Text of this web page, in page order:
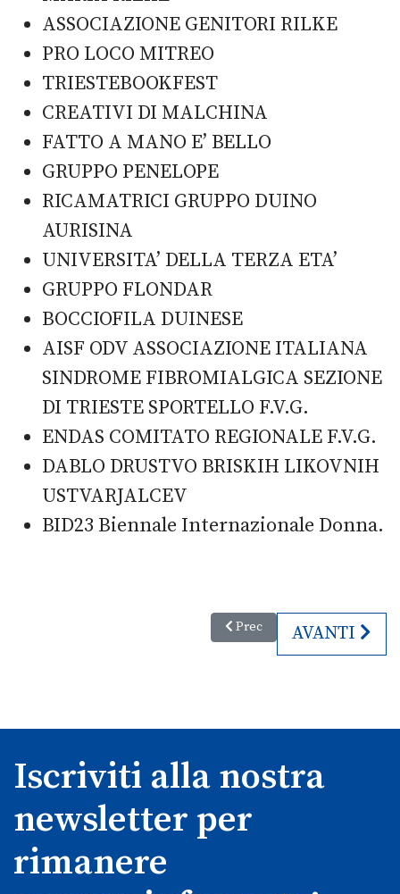
ASSOCIAZIONE GENITORI RILKE
PRO LOCO MITREO
TRIESTEBOOKFEST
CREATIVI DI MALCHINA
FATTO A MANO E’ BELLO
GRUPPO PENELOPE
RICAMATRICI GRUPPO DUINO
AURISINA
UNIVERSITA’ DELLA TERZA ETA’
GRUPPO FLONDAR
BOCCIOFILA DUINESE
AISF ODV ASSOCIAZIONE ITALIANA
SINDROME FIBROMIALGICA SEZIONE
DI TRIESTE SPORTELLO F.V.G.
ENDAS COMITATO REGIONALE F.V.G.
DABLO DRUSTVO BRISKIH LIKOVNIH
USTVARJALCEV
BID23 Biennale Internazionale Donna.
Articolo precedente: Le foglie
Prec ARTICOLO
AVANTI
Iscriviti alla nostra
newsletter per
rimanere